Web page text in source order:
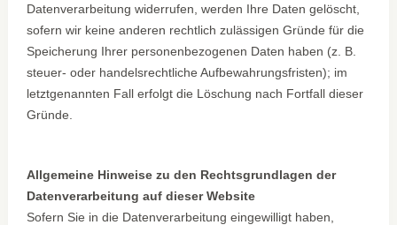
Datenverarbeitung widerrufen, werden Ihre Daten gelöscht,
sofern wir keine anderen rechtlich zulässigen Gründe für die
Speicherung Ihrer personenbezogenen Daten haben (z. B.
steuer- oder handelsrechtliche Aufbewahrungsfristen); im
letztgenannten Fall erfolgt die Löschung nach Fortfall dieser
Gründe.
Allgemeine Hinweise zu den Rechtsgrundlagen der
Datenverarbeitung auf dieser Website
Sofern Sie in die Datenverarbeitung eingewilligt haben,